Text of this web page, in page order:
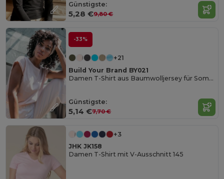
Günstigste:
5,28 €9,80 €
-33%
+21
Build Your Brand BY021
Damen T-Shirt aus Baumwolljersey für Sommer
Günstigste:
5,14 €7,70 €
+3
JHK JK158
Damen T-Shirt mit V-Ausschnitt 145